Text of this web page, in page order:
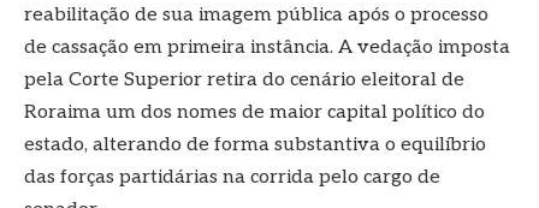
reabilitação de sua imagem pública após o processo
de cassação em primeira instância. A vedação imposta
pela Corte Superior retira do cenário eleitoral de
Roraima um dos nomes de maior capital político do
estado, alterando de forma substantiva o equilíbrio
das forças partidárias na corrida pelo cargo de